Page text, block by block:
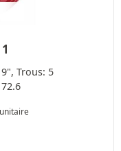
Trous: 5